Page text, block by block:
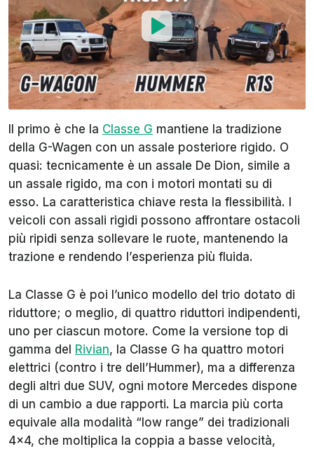
Il primo è che la Classe G mantiene la tradizione
della G-Wagen con un assale posteriore rigido. O
quasi: tecnicamente è un assale De Dion, simile a
un assale rigido, ma con i motori montati su di
esso. La caratteristica chiave resta la flessibilità. I
veicoli con assali rigidi possono affrontare ostacoli
più ripidi senza sollevare le ruote, mantenendo la
trazione e rendendo l’esperienza più fluida.
La Classe G è poi l’unico modello del trio dotato di
riduttore; o meglio, di quattro riduttori indipendenti,
uno per ciascun motore. Come la versione top di
gamma del Rivian, la Classe G ha quattro motori
elettrici (contro i tre dell’Hummer), ma a differenza
degli altri due SUV, ogni motore Mercedes dispone
di un cambio a due rapporti. La marcia più corta
equivale alla modalità “low range” dei tradizionali
4x4, che moltiplica la coppia a basse velocità,